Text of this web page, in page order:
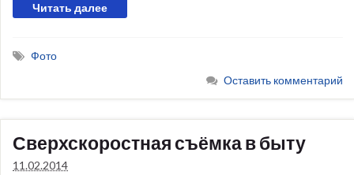
Читать далее
Фото
Оставить комментарий
Сверхскоростная съёмка в быту
11.02.2014